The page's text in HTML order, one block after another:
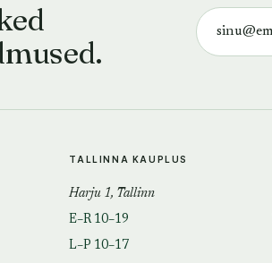
TALLINNA KAUPLUS
Harju 1, Tallinn
E–R 10–19
L–P 10–17